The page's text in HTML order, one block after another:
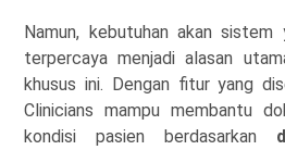
Namun, kebutuhan akan
terpercaya menjadi alasan
khusus ini. Dengan fitur yang
Clinicians mampu membantu
kondisi pasien berdasarkan